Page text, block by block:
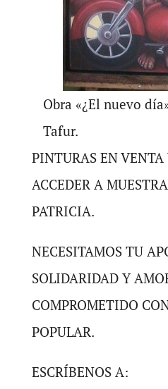
Obra «¿El nuevo
Tafur.
PINTURAS EN VENTA
ACCEDER A
PATRICIA.
NECESITAMOS TU
SOLIDARIDAD Y
COMPROMETIDO
POPULAR.
ESCRÍBENOS A: